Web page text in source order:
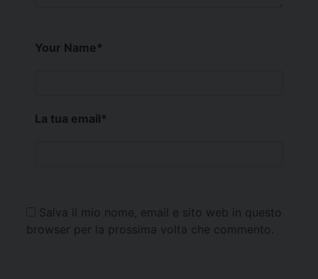
Your Name*
La tua email*
Salva il mio nome, email e sito web in questo
browser per la prossima volta che commento.